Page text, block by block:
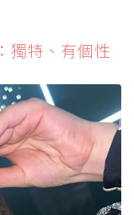
獨特、有個性